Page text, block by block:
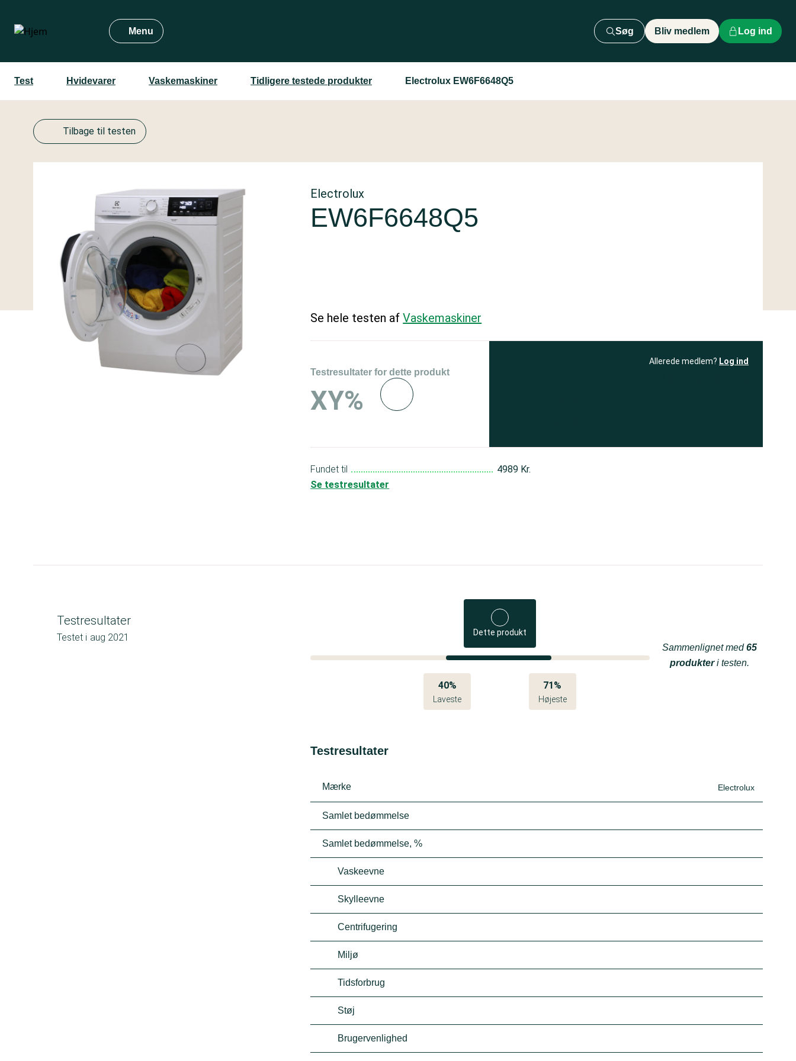
hovedindhold
Menu Søg Bliv medlem Log ind
Test Hvidevarer Vaskemaskiner Tidligere testede produkter Electrolux EW6F6648Q5
Tilbage til testen
Electrolux
EW6F6648Q5
Se hele testen afVaskemaskiner
Testresultater for dette produkt
XY%
Allerede medlem? Log ind
Fundet til
4989 Kr.
Se testresultater
Testresultater
Testet i aug 2021 Dette produkt
40%
Laveste
71%
Højeste
Sammenlignet med65
produkteri testen.
Testresultater
Mærke Electrolux
Samlet bedømmelse
Samlet bedømmelse, %
Vaskeevne
Skylleevne
Centrifugering
Miljø
Tidsforbrug
Støj
Brugervenlighed